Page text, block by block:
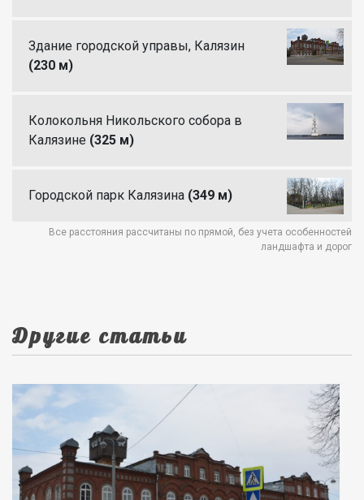
Здание городской управы, Калязин
(230 м)
Колокольня Никольского собора в
Калязине (325 м)
Городской парк Калязина (349 м)
Все расстояния рассчитаны по прямой, без учета особенностей
ландшафта и дорог
Другие статьи